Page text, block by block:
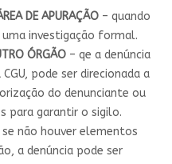
DE APURAÇÃO– quando
investigação formal.
ÓRGÃO– qe a denúncia
pode ser direcionada a
do denunciante ou
para garantir o sigilo.
não houver elementos
a denúncia pode ser